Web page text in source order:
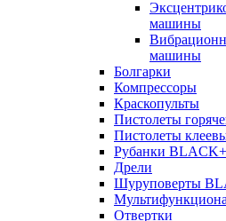
машины
машины
Болгарки
Компрессоры
Краскопульты
Пистолеты
Пистолеты
Рубанки
Дрели
Шуруповерты
Отвертки